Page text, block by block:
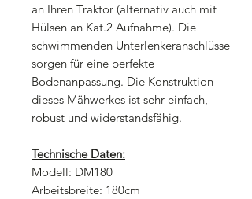
an Ihren Traktor (alternativ auch mit
Hülsen an Kat.2 Aufnahme). Die
schwimmenden Unterlenkeranschlüsse
sorgen für eine perfekte
Bodenanpassung. Die Konstruktion
dieses Mähwerkes ist sehr einfach,
robust und widerstandsfähig.
Technische Daten:
Modell: DM180
Arbeitsbreite: 180cm